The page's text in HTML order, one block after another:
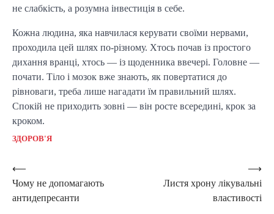
не слабкість, а розумна інвестиція в себе.
Кожна людина, яка навчилася керувати своїми нервами,
проходила цей шлях по-різному. Хтось почав із простого
дихання вранці, хтось — із щоденника ввечері. Головне —
почати. Тіло і мозок вже знають, як повертатися до
рівноваги, треба лише нагадати їм правильний шлях.
Спокій не приходить зовні — він росте всередині, крок за
кроком.
ЗДОРОВ'Я
Post
navigation
⟵
Чому не допомагають
антидепресанти
Листя хрону лікувальні
властивості
⟶